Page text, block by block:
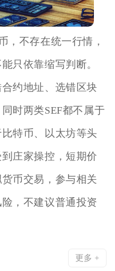
，不存在统一行情，
只依靠缩写判断。
约地址、选错区块
时两类SEF都不属于
特币、以太坊等头
庄家操控，短期价
币交易，参与相关
，不建议普通投资
更多 +